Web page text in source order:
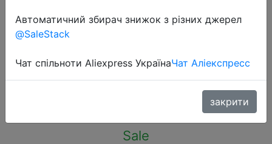
49MM 8 7/6/5/4/3 SE Not
Tempered
$0.22
Sale
Автоматичний збирач знижок з різних джерел
@SaleStack
Чат спільноти Aliexpress УкраїнаЧат Аліекспресс
закрити